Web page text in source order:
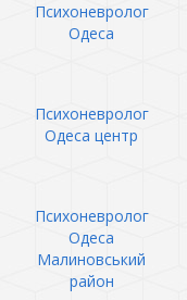
Психоневролог
Одеса
Психоневролог
Одеса центр
Психоневролог
Одеса
Малиновський
район